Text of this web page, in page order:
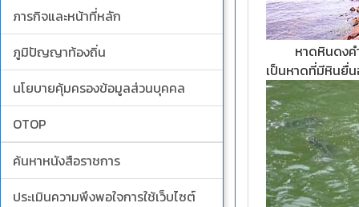
ภารกิจและหน้าที่หลัก
ภูมิปัญญาท้องถิ่น
นโยบายคุ้มครองข้อมูลส่วนบุคคล
OTOP
ค้นหาหนังสือราชการ
ประเมินความพึงพอใจการใช้เว็บไซต์
หาดหินดงคำโ
เป็นหาดที่มีหินยื่น